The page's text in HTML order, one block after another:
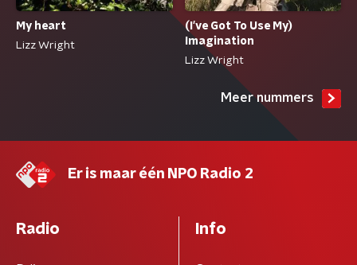
My heart
Lizz Wright
(I've Got To Use My)
Imagination
Lizz Wright
Meer nummers
Er is maar één NPO Radio 2
Radio Info